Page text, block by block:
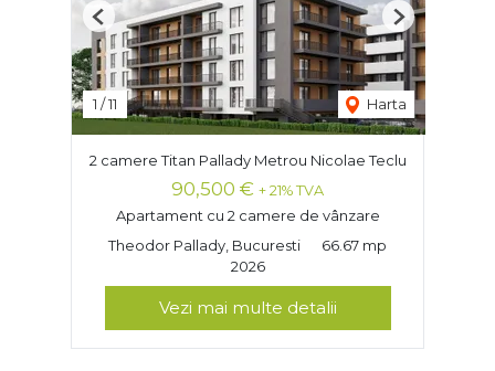
1 /11 Harta
Previous Next
2 camere Titan Pallady Metrou Nicolae Teclu
90,500 € + 21% TVA
Apartament cu 2 camere de vânzare
Theodor Pallady, Bucuresti
66.67 mp
2026
Vezi mai multe detalii